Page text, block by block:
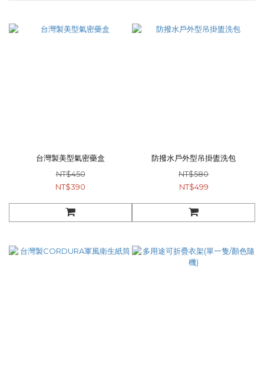
台灣製美型氣密藥盒
NT$450
NT$390
防撥水戶外型吊掛盥洗包
NT$580
NT$499